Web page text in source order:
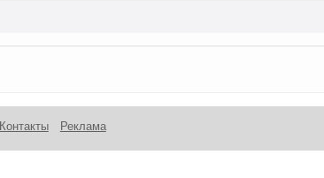
Контакты Реклама